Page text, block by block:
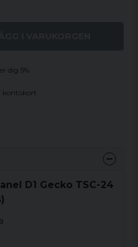
dig 5%
kontokort
D1 Gecko TSC-24